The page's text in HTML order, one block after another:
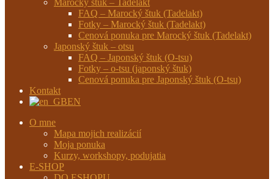
Marocký štuk – Tadelakt
FAQ – Marocký štuk (Tadelakt)
Fotky – Marocký štuk (Tadelakt)
Cenová ponuka pre Marocký štuk (Tadelakt)
Japonský štuk – otsu
FAQ – Japonský štuk (O-tsu)
Fotky – o-tsu (japonský štuk)
Cenová ponuka pre Japonský štuk (O-tsu)
Kontakt
EN
O mne
Mapa mojich realizácií
Moja ponuka
Kurzy, workshopy, podujatia
E-SHOP